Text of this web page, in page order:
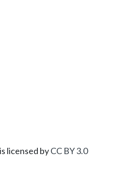
is licensed byCC BY 3.0